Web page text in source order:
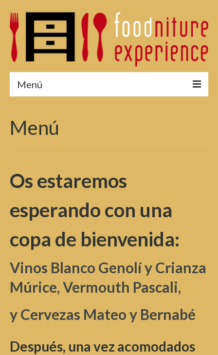
Menú
Menú 2015
Edición 2014
Edición 2013
Menú
Os estaremos
esperando con una
copa de bienvenida:
Vinos Blanco Genolí y Crianza
Múrice,Vermouth Pascali,
y Cervezas Mateo y Bernabé
Después, una vez acomodados